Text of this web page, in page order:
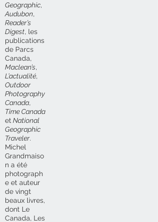
Geographic,
Audubon,
Reader’s
Digest, les
publications
de Parcs
Canada,
Maclean’s,
L’actualité,
Outdoor
Photography
Canada,
Time Canada
et National
Geographic
Traveler.
Michel
Grandmaiso
n a été
photograph
e et auteur
de vingt
beaux livres,
dont Le
Canada, Les